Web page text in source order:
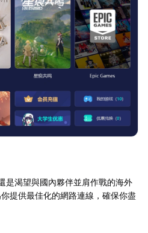
是渴望與國內夥伴並肩作戰的海外
提供最佳化的網路連線，確保你盡